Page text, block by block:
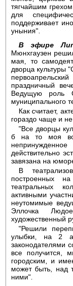
тягчайшим
для
поддерживает
уныния".
В эфире
Мюнхгаузен
мая, то
дворца культуры
праздничный
Ведущую роль
муниципального
Как считает,
гораздо чаще и
"Все дворцы
б на то моя
действительно
завязана на
В
построенных
театральных
активными
неутомимые
Эллочка
художественный
"Решили
улыбки, на 2
законодателями
все получится,
городским, и
может быть, над
ними".